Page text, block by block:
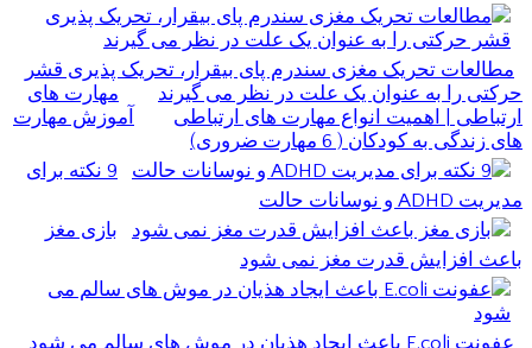
مطالعات تحریک مغزی سندرم پای بیقرار، تحریک پذیری قشر
حرکتی را به عنوان یک علت در نظر می گیرند
مهارت های
ارتباطی | اهمیت انواع مهارت های ارتباطی
آموزش مهارت
های زندگی به کودکان ( 6 مهارت ضروری)
9 نکته برای
مدیریت ADHD و نوسانات حالت
بازی مغز
باعث افزایش قدرت مغز نمی شود
عفونت E.coli باعث ایجاد هذیان در موش های سالم می شود